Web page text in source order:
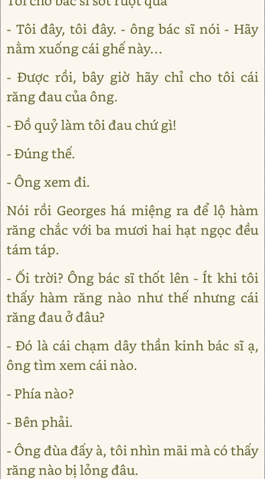
- Tôi đây, tôi đây. - ông bác sĩ nói - Hãy
nằm xuống cái ghế này…
- Được rồi, bây giờ hãy chỉ cho tôi cái
răng đau của ông.
- Đồ quỷ làm tôi đau chứ gì!
- Đúng thế.
- Ông xem đi.
Nói rồi Georges há miệng ra để lộ hàm
răng chắc với ba mươi hai hạt ngọc đều
tám táp.
- Ối trời? Ông bác sĩ thốt lên - Ít khi tôi
thấy hàm răng nào như thế nhưng cái
răng đau ở đâu?
- Đó là cái chạm dây thần kinh bác sĩ ạ,
ông tìm xem cái nào.
- Phía nào?
- Bên phải.
- Ông đùa đấy à, tôi nhìn mãi mà có thấy
răng nào bị lỏng đâu.